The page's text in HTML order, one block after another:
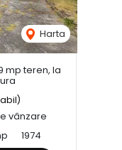
Harta
mp teren, la
vânzare
1974